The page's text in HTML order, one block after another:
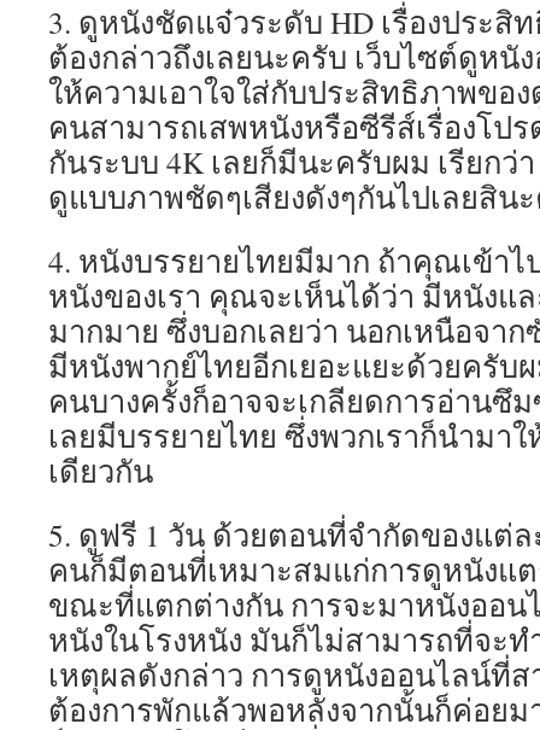
3. ดูหนังชัดแจ๋วระดับ HD เรื่องประสิ
ต้องกล่าวถึงเลยนะครับ เว็บไซต์ดูหนั
ให้ความเอาใจใส่กับประสิทธิภาพขอ
คนสามารถเสพหนังหรือซีรีส์เรื่องโป
กันระบบ 4K เลยก็มีนะครับผม เรียก
ดูแบบภาพชัดๆเสียงดังๆกันไปเลยสิน
4. หนังบรรยายไทยมีมาก ถ้าคุณเข้า
หนังของเรา คุณจะเห็นได้ว่า มีหนังแ
มากมาย ซึ่งบอกเลยว่า นอกเหนือจาก
มีหนังพากย์ไทยอีกเยอะแยะด้วยครับ
คนบางครั้งก็อาจจะเกลียดการอ่านซึ
เลยมีบรรยายไทย ซึ่งพวกเราก็นำมา
เดียวกัน
5. ดูฟรี 1 วัน ด้วยตอนที่จำกัดของแต่
คนก็มีตอนที่เหมาะสมแก่การดูหนังแ
ขณะที่แตกต่างกัน การจะมาหนังออ
หนังในโรงหนัง มันก็ไม่สามารถที่จะท
เหตุผลดังกล่าว การดูหนังออนไลน์ที่
ต้องการพักแล้วพอหลังจากนั้นก็ค่อย